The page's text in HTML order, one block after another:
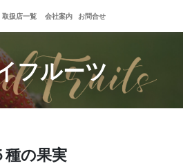
取扱店一覧 会社案内 お問合せ
フルーツ
種の果実